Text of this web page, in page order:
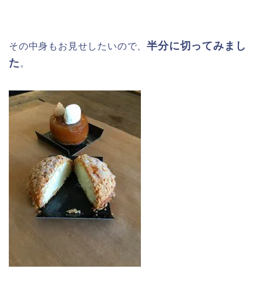
その中身もお見せしたいので、半分に切ってみまし
た 。